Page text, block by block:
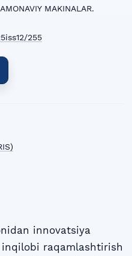
MAKINALAR.
255
innovatsiya
raqamlashtirish